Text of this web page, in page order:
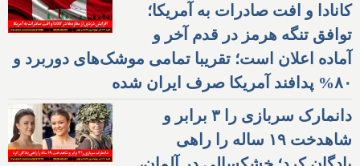
کانادا و افت صادرات به آمریکا؛
توافق تنگه هرمز در قدم آخر و
آماده اعلان است؛ تقریبا تمامی موشک‌های دوربرد و
۸۰% پدافند آمریکا صرف ایران شده
دانمارک سربازی را ۳ برابر و
شاهدخت ۱۹ ساله را راهی